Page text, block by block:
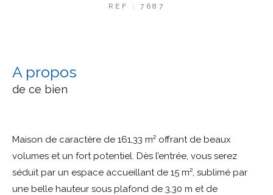
REF : 7687
a propos
de ce bien
Maison de caractère de 161,33 m² offrant de beaux
volumes et un fort potentiel. Dès l’entrée, vous serez
séduit par un espace accueillant de 15 m², sublimé par
une belle hauteur sous plafond de 3,30 m et de